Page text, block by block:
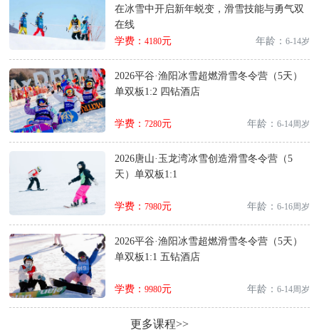
在冰雪中开启新年蜕变，滑雪技能与勇气双
在线
学费： 4180元 年龄： 6-14岁
2026平谷·渔阳冰雪超燃滑雪冬令营（5天）
单双板1:2 四钻酒店
学费： 7280元 年龄： 6-14周岁
2026唐山·玉龙湾冰雪创造滑雪冬令营（5
天）单双板1:1
学费： 7980元 年龄： 6-16周岁
2026平谷·渔阳冰雪超燃滑雪冬令营（5天）
单双板1:1 五钻酒店
学费： 9980元 年龄： 6-14周岁
更多课程>>